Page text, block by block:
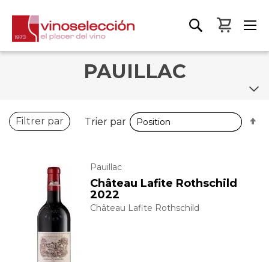
Mon
PAUILLAC
Pauillac
Château Lafite Rothschild
2022
Château Lafite Rothschild
Filtrer par Trier par
Trier par